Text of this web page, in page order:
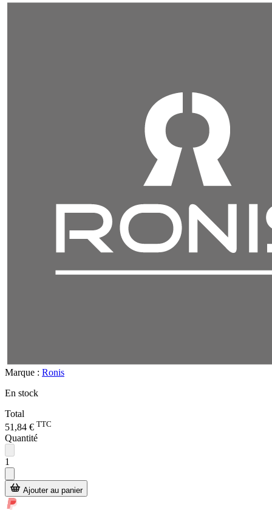
Marque : Ronis
En stock
Total
51,84 € TTC
Quantité
1
Ajouter au panier